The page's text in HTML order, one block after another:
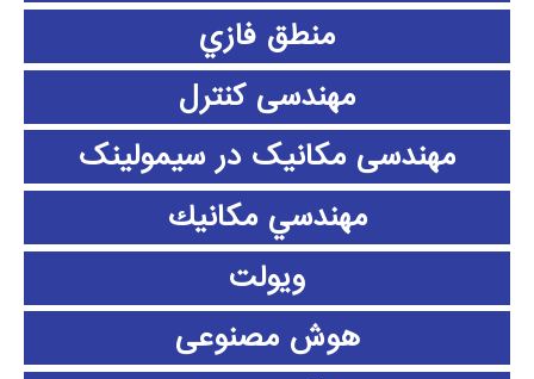
منطق فازي
مهندسی کنترل
مهندسی مکانیک در سیمولینک
مهندسي مكانيك
ویولت
هوش مصنوعی